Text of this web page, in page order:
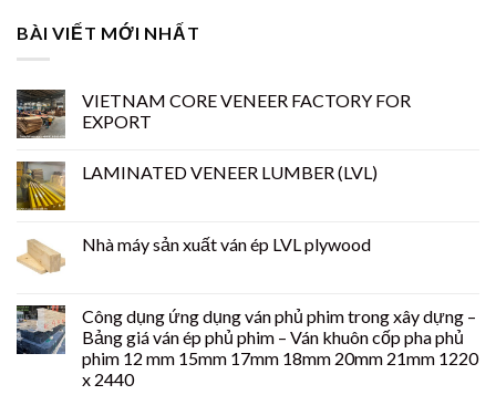
BÀI VIẾT MỚI NHẤT
VIETNAM CORE VENEER FACTORY FOR
EXPORT
LAMINATED VENEER LUMBER (LVL)
Nhà máy sản xuất ván ép LVL plywood
Công dụng ứng dụng ván phủ phim trong xây dựng –
Bảng giá ván ép phủ phim – Ván khuôn cốp pha phủ
phim 12 mm 15mm 17mm 18mm 20mm 21mm 1220
x 2440